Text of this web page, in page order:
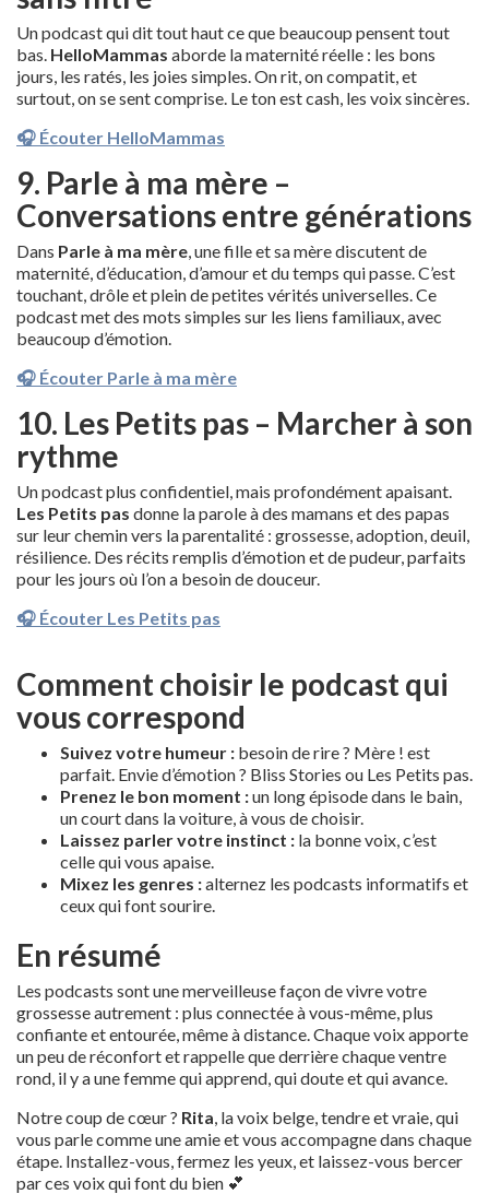
Un podcast qui dit tout haut ce que beaucoup pensent tout
bas. HelloMammas aborde la maternité réelle : les bons
jours, les ratés, les joies simples. On rit, on compatit, et
surtout, on se sent comprise. Le ton est cash, les voix sincères.
🎧 Écouter HelloMammas
9. Parle à ma mère –
Conversations entre générations
Dans Parle à ma mère , une fille et sa mère discutent de
maternité, d’éducation, d’amour et du temps qui passe. C’est
touchant, drôle et plein de petites vérités universelles. Ce
podcast met des mots simples sur les liens familiaux, avec
beaucoup d’émotion.
🎧 Écouter Parle à ma mère
10. Les Petits pas – Marcher à son
rythme
Un podcast plus confidentiel, mais profondément apaisant.
Les Petits pas donne la parole à des mamans et des papas
sur leur chemin vers la parentalité : grossesse, adoption, deuil,
résilience. Des récits remplis d’émotion et de pudeur, parfaits
pour les jours où l’on a besoin de douceur.
🎧 Écouter Les Petits pas
Comment choisir le podcast qui
vous correspond
Suivez votre humeur : besoin de rire ? Mère ! est
parfait. Envie d’émotion ? Bliss Stories ou Les Petits pas.
Prenez le bon moment :un long épisode dans le bain,
un court dans la voiture, à vous de choisir.
Laissez parler votre instinct : la bonne voix, c’est
celle qui vous apaise.
Mixez les genres :alternez les podcasts informatifs et
ceux qui font sourire.
En résumé
Les podcasts sont une merveilleuse façon de vivre votre
grossesse autrement : plus connectée à vous-même, plus
confiante et entourée, même à distance. Chaque voix apporte
un peu de réconfort et rappelle que derrière chaque ventre
rond, il y a une femme qui apprend, qui doute et qui avance.
Notre coup de cœur ? Rita , la voix belge, tendre et vraie, qui
vous parle comme une amie et vous accompagne dans chaque
étape. Installez-vous, fermez les yeux, et laissez-vous bercer
par ces voix qui font du bien 💕